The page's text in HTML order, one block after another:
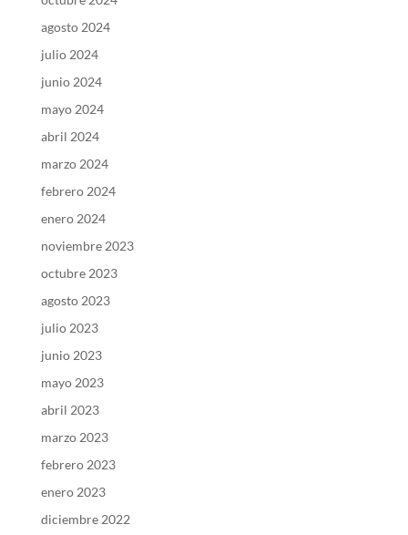
agosto 2024
julio 2024
junio 2024
mayo 2024
abril 2024
marzo 2024
febrero 2024
enero 2024
noviembre 2023
octubre 2023
agosto 2023
julio 2023
junio 2023
mayo 2023
abril 2023
marzo 2023
febrero 2023
enero 2023
diciembre 2022